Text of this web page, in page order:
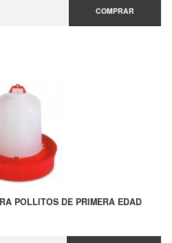
COMPRAR
POLLITOS DE PRIMERA EDAD